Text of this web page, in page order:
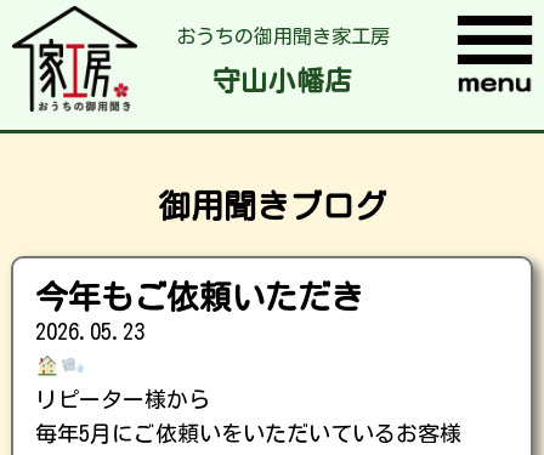
おうちの御用聞き家工房
守山小幡店
御用聞きブログ
今年もご依頼いただき
2026.05.23
リピーター様から
毎年5月にご依頼いをいただいているお客様